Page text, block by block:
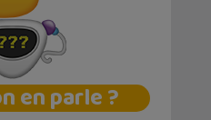
en parle ?